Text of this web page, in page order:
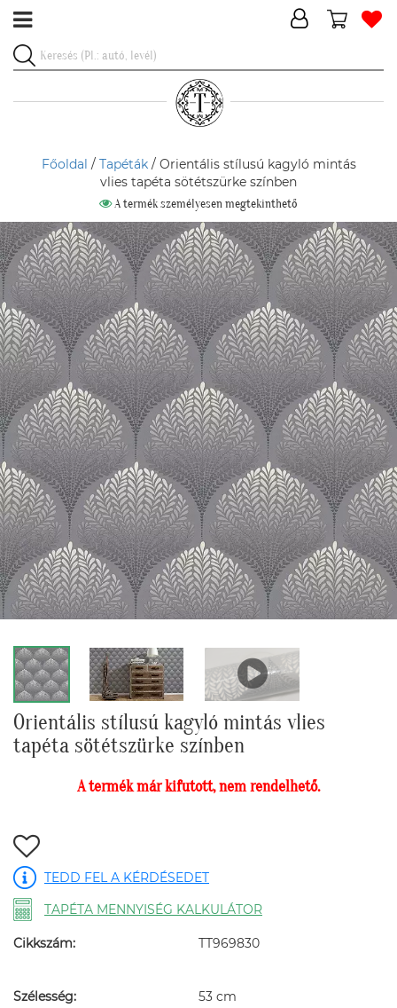
Főoldal / Tapéták/ Orientális stílusú kagyló mintás
vlies tapéta sötétszürke színben
A termék személyesen megtekinthető
Orientális stílusú kagyló mintás vlies
tapéta sötétszürke színben
A termék már kifutott, nem rendelhető.
TEDD FEL A KÉRDÉSEDET
TAPÉTA MENNYISÉG KALKULÁTOR
Cikkszám: TT969830
Szélesség:
53 cm